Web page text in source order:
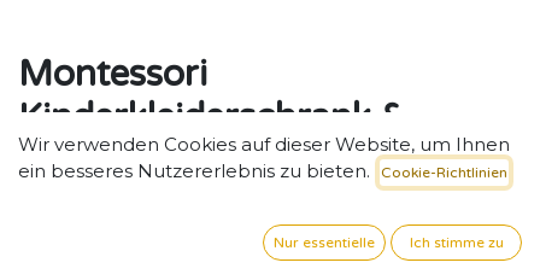
Montessori
Kinderkleiderschrank &
Garderobe Luna
Wir verwenden Cookies auf dieser Website, um Ihnen
ein besseres Nutzererlebnis zu bieten.
Cookie-Richtlinien
Nur essentielle Ich stimme zu